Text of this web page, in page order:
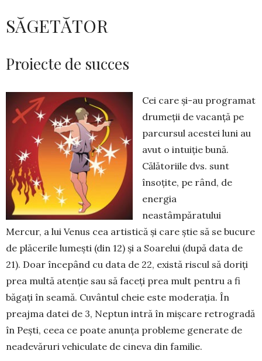
SĂGETĂTOR
Proiecte de succes
Cei care și-au programat
drumeții de va­can­ță pe
parcursul acestei luni au
avut o in­tuiție bună.
Călătoriile dvs. sunt
însoțite, pe rând, de
energia
neastâmpăratului
Mercur, a lui Venus cea artistică și care știe să se bucure
de plăcerile lumești (din 12) și a Soarelui (după data de
21). Doar începând cu data de 22, există riscul să doriți
prea multă atenție sau să faceți prea mult pentru a fi
băgați în seamă. Cuvântul cheie este moderația. În
preajma datei de 3, Neptun intră în mișcare retrogradă
în Pești, ceea ce poate anunța probleme generate de
neadevăruri vehiculate de cineva din familie.